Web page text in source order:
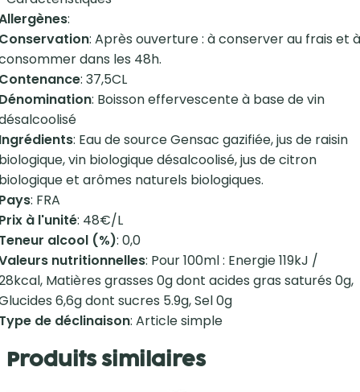
:
: Après ouverture : à conserver au frais et à
dans les 48h.
: 37,5CL
: Boisson effervescente à base de vin
: Eau de source Gensac gazifiée, jus de raisin
vin biologique désalcoolisé, jus de citron
et arômes naturels biologiques.
: FRA
à l'unité: 48€/L
alcool (%): 0,0
nutritionnelles: Pour 100ml : Energie 119kJ /
Matières grasses 0g dont acides gras saturés 0g,
6,6g dont sucres 5.9g, Sel 0g
de déclinaison: Article simple
Produits similaires